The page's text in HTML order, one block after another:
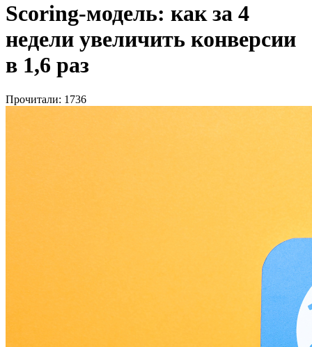
Scoring-модель: как за 4
недели увеличить конверсии
в 1,6 раз
Прочитали: 1736